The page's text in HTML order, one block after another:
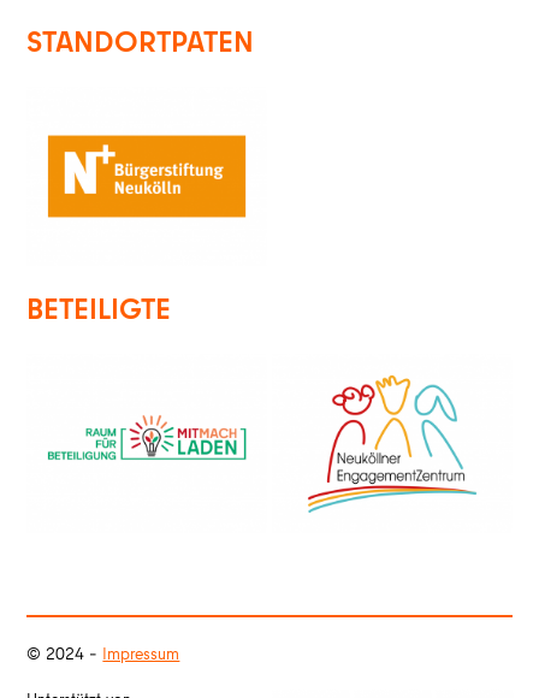
STANDORTPATEN
BETEILIGTE
© 2024 – Impressum